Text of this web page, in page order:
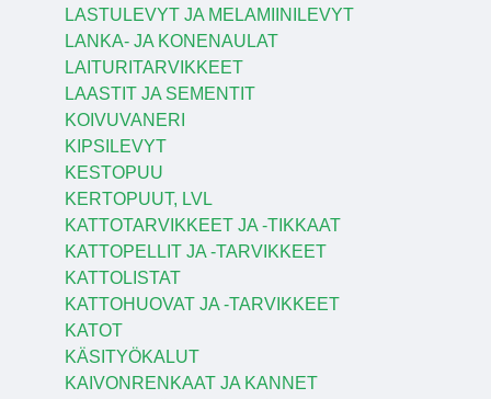
LASTULEVYT JA MELAMIINILEVYT
LANKA- JA KONENAULAT
LAITURITARVIKKEET
LAASTIT JA SEMENTIT
KOIVUVANERI
KIPSILEVYT
KESTOPUU
KERTOPUUT, LVL
KATTOTARVIKKEET JA -TIKKAAT
KATTOPELLIT JA -TARVIKKEET
KATTOLISTAT
KATTOHUOVAT JA -TARVIKKEET
KATOT
KÄSITYÖKALUT
KAIVONRENKAAT JA KANNET